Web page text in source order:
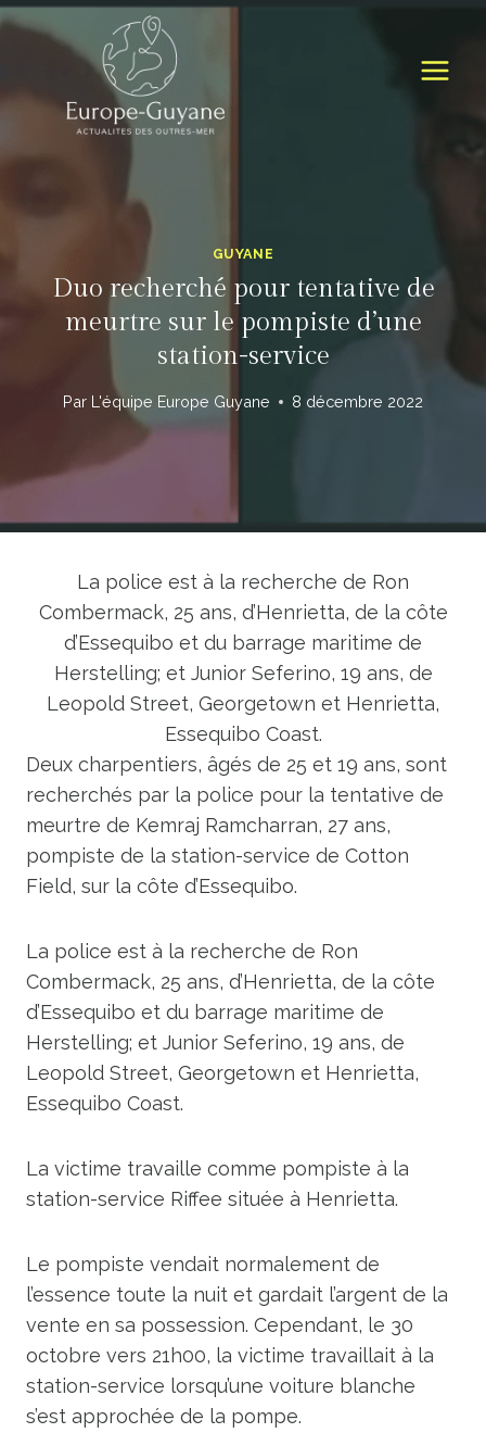
Skip
GUYANE
Duo recherché pour tentative de
meurtre sur le pompiste d’une
station-service
Par L'équipe Europe Guyane 8 décembre 2022
La police est à la recherche de Ron
Combermack, 25 ans, d’Henrietta, de la côte
d’Essequibo et du barrage maritime de
Herstelling; et Junior Seferino, 19 ans, de
Leopold Street, Georgetown et Henrietta,
Essequibo Coast.
Deux charpentiers, âgés de 25 et 19 ans, sont
recherchés par la police pour la tentative de
meurtre de Kemraj Ramcharran, 27 ans,
pompiste de la station-service de Cotton
Field, sur la côte d’Essequibo.
La police est à la recherche de Ron
Combermack, 25 ans, d’Henrietta, de la côte
d’Essequibo et du barrage maritime de
Herstelling; et Junior Seferino, 19 ans, de
Leopold Street, Georgetown et Henrietta,
Essequibo Coast.
La victime travaille comme pompiste à la
station-service Riffee située à Henrietta.
Le pompiste vendait normalement de
l’essence toute la nuit et gardait l’argent de la
vente en sa possession. Cependant, le 30
octobre vers 21h00, la victime travaillait à la
station-service lorsqu’une voiture blanche
s’est approchée de la pompe.